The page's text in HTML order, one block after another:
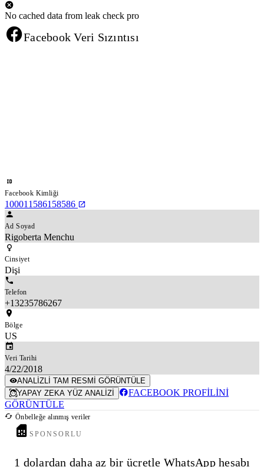
No cached data from leak check pro
Facebook Veri Sızıntısı
Facebook Kimliği
100011586158586
Ad Soyad
Rigoberta Menchu
Cinsiyet
Dişi
Telefon
+13235786267
Bölge
US
Veri Tarihi
4/22/2018
ANALIZLI TAM RESMI GÖRÜNTÜLE
YAPAY ZEKA YÜZ ANALIZI
FACEBOOK PROFILINI
GÖRÜNTÜLE
Önbelleğe alınmış veriler
SPONSORLU
1 dolardan daha az bir ücretle WhatsApp hesabı